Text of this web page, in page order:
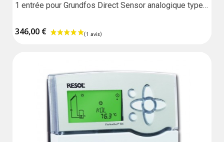
1 entrée pour Grundfos Direct Sensor analogique type
1 entrée pour FlowRotor
Communicante via VBus
Garantie : 18 mois
346,00 €